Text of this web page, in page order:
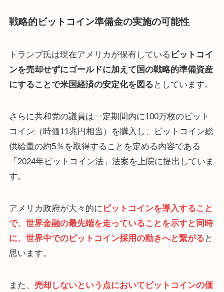
戦略的ビットコイン準備金の実施の可能性
トランプ氏は現在アメリカが保有している ビットコイ
ンを売却せずにゴールドに加えて国の戦略的準備資産
にすることで米国経済の安定化を図る としています。
さらに共和党の議員は一定期間内に100万枚のビット
コイン（時価11兆円相当）を購入し、ビットコイン総
供給量の約5％を取得することを定める内容である
「2024年ビットコイン法」法案を上院に提出していま
す。
アメリカ政府が大々的に ビットコインを導入すること
で、世界金融の最先端を走っていることを示すと同時
に、世界中でのビットコイン採用の動きへと繋がる と
思います。
また、 売却しないという点においてビットコインの価